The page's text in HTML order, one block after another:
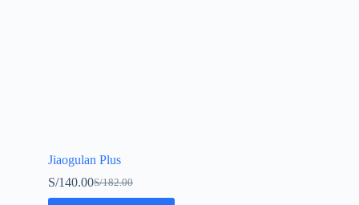
Jiaogulan Plus
S/182.00
S/140.00